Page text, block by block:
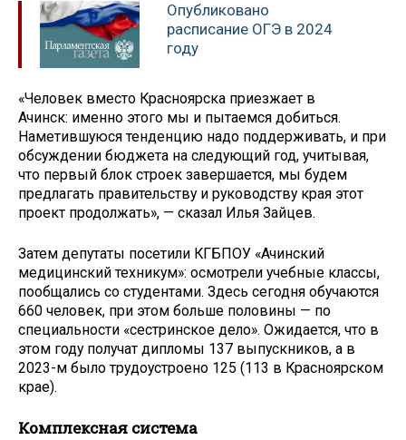
Опубликовано
расписание ОГЭ в 2024
году
«Человек вместо Красноярска приезжает в
Ачинск: именно этого мы и пытаемся добиться.
Наметившуюся тенденцию надо поддерживать, и при
обсуждении бюджета на следующий год, учитывая,
что первый блок строек завершается, мы будем
предлагать правительству и руководству края этот
проект продолжать», — сказал Илья Зайцев.
Затем депутаты посетили КГБПОУ «Ачинский
медицинский техникум»: осмотрели учебные классы,
пообщались со студентами. Здесь сегодня обучаются
660 человек, при этом больше половины — по
специальности «сестринское дело». Ожидается, что в
этом году получат дипломы 137 выпускников, а в
2023-м было трудоустроено 125 (113 в Красноярском
крае).
Комплексная система